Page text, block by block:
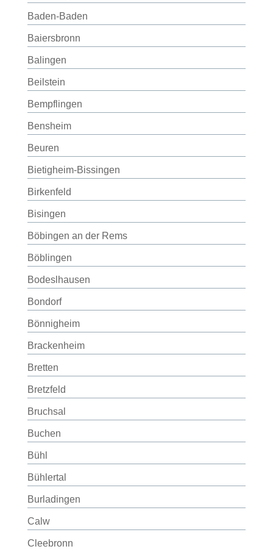
Baden-Baden
Baiersbronn
Balingen
Beilstein
Bempflingen
Bensheim
Beuren
Bietigheim-Bissingen
Birkenfeld
Bisingen
Böbingen an der Rems
Böblingen
Bodeslhausen
Bondorf
Bönnigheim
Brackenheim
Bretten
Bretzfeld
Bruchsal
Buchen
Bühl
Bühlertal
Burladingen
Calw
Cleebronn